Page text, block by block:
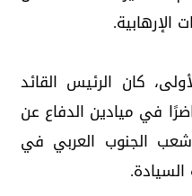
كان الرئيس القائد
في ميادين الدفاع عن
شعب الجنوب العربي في